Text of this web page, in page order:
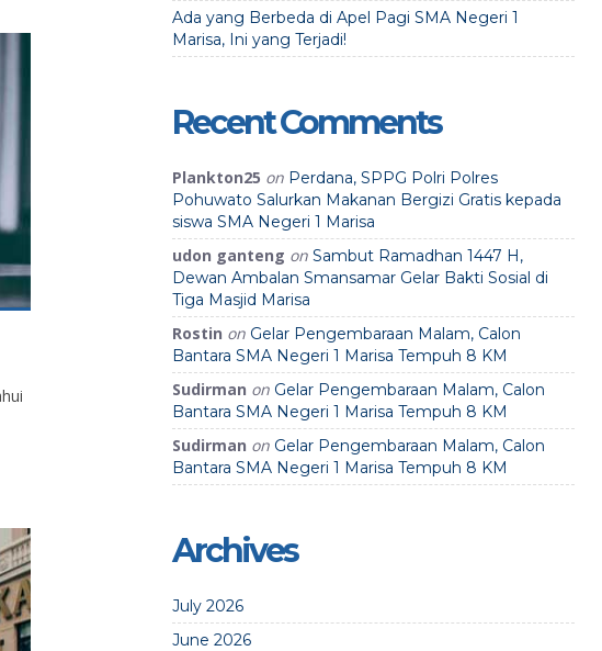
Ada yang Berbeda di Apel Pagi SMA Negeri 1
Marisa, Ini yang Terjadi!
Recent Comments
Plankton25 on Perdana, SPPG Polri Polres
Pohuwato Salurkan Makanan Bergizi Gratis kepada
siswa SMA Negeri 1 Marisa
udon ganteng on Sambut Ramadhan 1447 H,
Dewan Ambalan Smansamar Gelar Bakti Sosial di
Tiga Masjid Marisa
Rostin on Gelar Pengembaraan Malam, Calon
Bantara SMA Negeri 1 Marisa Tempuh 8 KM
Sudirman on Gelar Pengembaraan Malam, Calon
Bantara SMA Negeri 1 Marisa Tempuh 8 KM
Sudirman on Gelar Pengembaraan Malam, Calon
Bantara SMA Negeri 1 Marisa Tempuh 8 KM
Archives
July 2026
June 2026